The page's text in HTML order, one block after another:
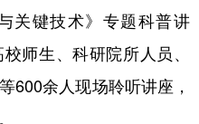
云南 西藏
青海 宁夏
黑龙江
关键技术》专题科普讲
师生、科研院所人员、
600余人现场聆听讲座，